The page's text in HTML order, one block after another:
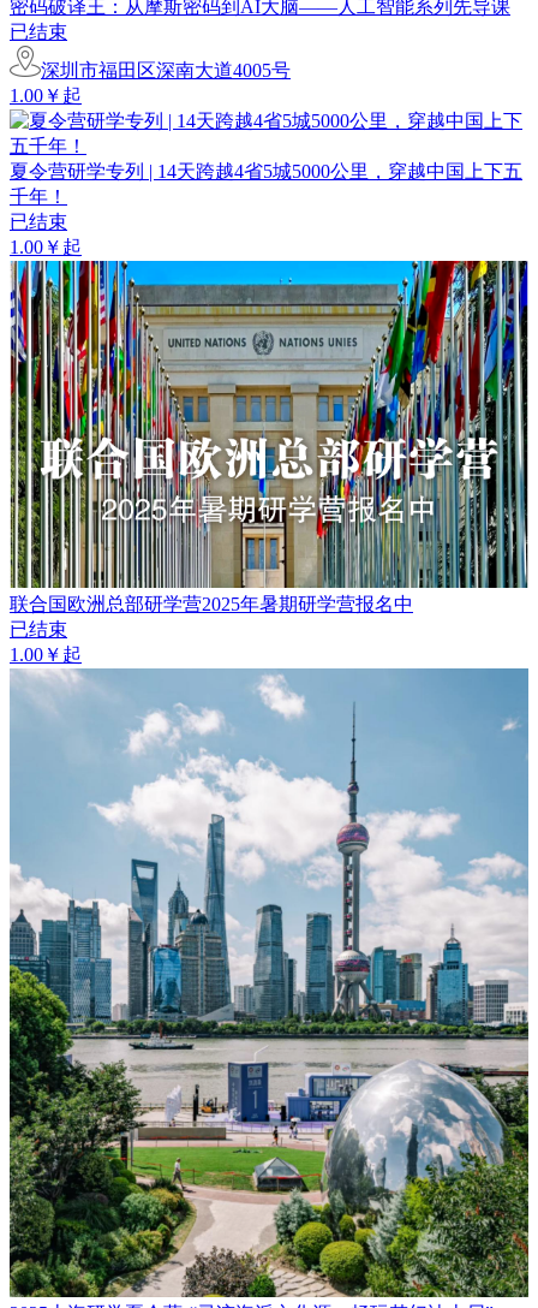
密码破译王：从摩斯密码到AI大脑——人工智能系列先导课
已结束
深圳市福田区深南大道4005号
1.00￥起
夏令营研学专列 | 14天跨越4省5城5000公里，穿越中国上下五
千年！
已结束
1.00￥起
联合国欧洲总部研学营2025年暑期研学营报名中
已结束
1.00￥起